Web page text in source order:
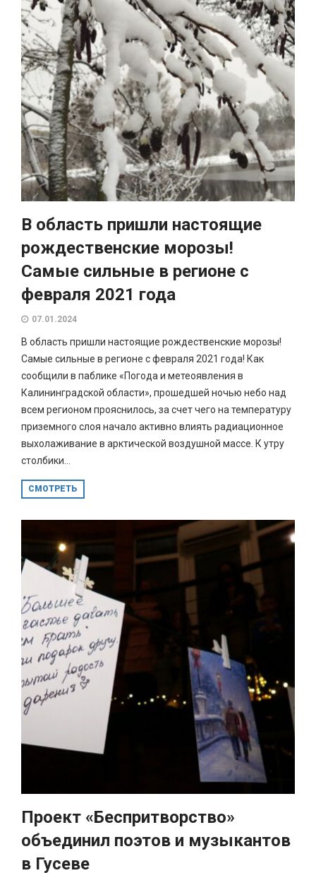
В область пришли настоящие
рождественские морозы!
Самые сильные в регионе с
февраля 2021 года
07.01.2024
В область пришли настоящие рождественские морозы!
Самые сильные в регионе с февраля 2021 года! Как
сообщили в паблике «Погода и метеоявления в
Калининградской области», прошедшей ночью небо над
всем регионом прояснилось, за счет чего на температуру
приземного слоя начало активно влиять радиационное
выхолаживание в арктической воздушной массе. К утру
столбики...
СМОТРЕТЬ
Проект «Беспритворство»
объединил поэтов и музыкантов
в Гусеве